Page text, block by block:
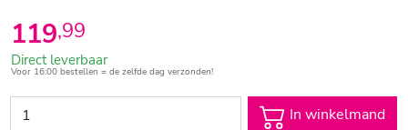
119,99
Direct leverbaar
Voor 16:00 bestellen = de zelfde dag verzonden!
In winkelmand